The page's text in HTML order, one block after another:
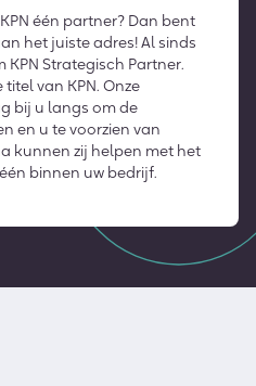
één partner? Dan bent
het juiste adres! Al sinds
KPN Strategisch Partner.
van KPN. Onze
bij u langs om de
en u te voorzien van
kunnen zij helpen met het
binnen uw bedrijf.